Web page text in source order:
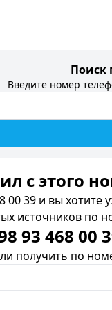
Поиск
Введите номер
c этого
39 и вы хотите
по
93 468 00
получить по